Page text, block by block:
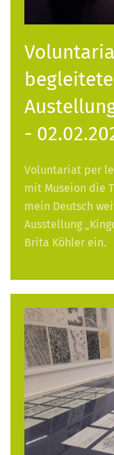
-
Voluntariat per
mit Museion die
mein Deutsch
Ausstellung
Brita Köhler ein.